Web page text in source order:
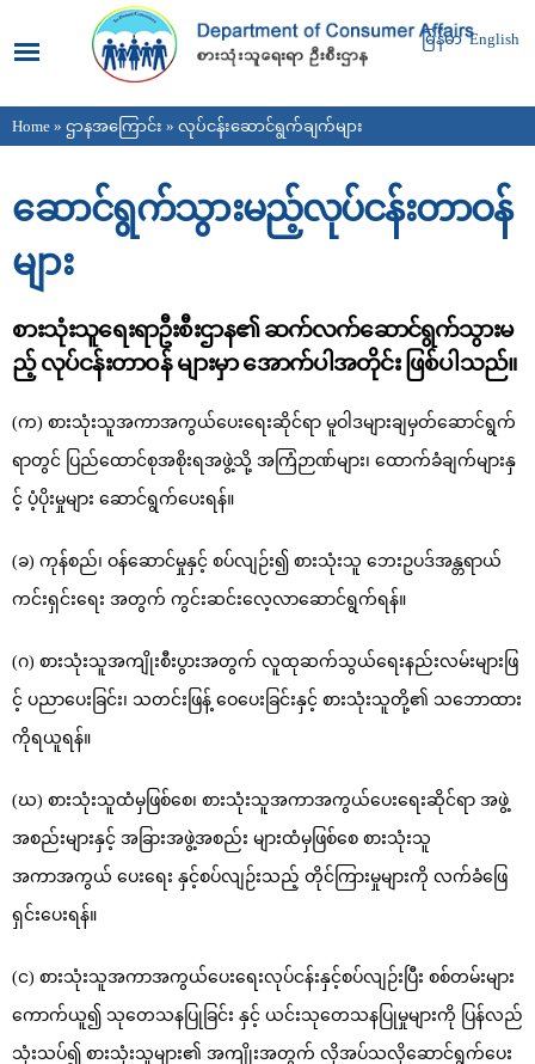
main
content
မြန်မာ English
You are here
Home » ဌာနအကြောင်း » လုပ်ငန်းဆောင်ရွက်ချက်များ
ဆောင်ရွက်သွားမည့်လုပ်ငန်းတာဝန်
များ
စားသုံးသူရေးရာဦးစီးဌာန၏ ဆက်လက်ဆောင်ရွက်သွားမ
ည့် လုပ်ငန်းတာဝန် များမှာ အောက်ပါအတိုင်း ဖြစ်ပါသည်။
(က) စားသုံးသူအကာအကွယ်ပေးရေးဆိုင်ရာ မူဝါဒများချမှတ်ဆောင်ရွက်
ရာတွင် ပြည်ထောင်စုအစိုးရအဖွဲ့သို့ အကြံဉာဏ်များ၊ ထောက်ခံချက်များနှ
င့် ပံ့ပိုးမှုများ ဆောင်ရွက်ပေးရန်။
(ခ) ကုန်စည်၊ ဝန်ဆောင်မှုနှင့် စပ်လျဉ်း၍ စားသုံးသူ ဘေးဥပဒ်အန္တရာယ်
ကင်းရှင်းရေး အတွက် ကွင်းဆင်းလေ့လာဆောင်ရွက်ရန်။
(ဂ) စားသုံးသူအကျိုးစီးပွားအတွက် လူထုဆက်သွယ်ရေးနည်းလမ်းများဖြ
င့် ပညာပေးခြင်း၊ သတင်းဖြန့် ဝေပေးခြင်းနှင့် စားသုံးသူတို့၏ သဘောထား
ကိုရယူရန်။
(ဃ) စားသုံးသူထံမှဖြစ်စေ၊ စားသုံးသူအကာအကွယ်ပေးရေးဆိုင်ရာ အဖွဲ့
အစည်းများနှင့် အခြားအဖွဲ့အစည်း များထံမှဖြစ်စေ စားသုံးသူ
အကာအကွယ် ပေးရေး နှင့်စပ်လျဉ်းသည့် တိုင်ကြားမှုများကို လက်ခံဖြေ
ရှင်းပေးရန်။
(င) စားသုံးသူအကာအကွယ်ပေးရေးလုပ်ငန်းနှင့်စပ်လျဉ်းပြီး စစ်တမ်းများ
ကောက်ယူ၍ သုတေသနပြုခြင်း နှင့် ယင်းသုတေသနပြုမှုများကို ပြန်လည်
သုံးသပ်၍ စားသုံးသူများ၏ အကျိုးအတွက် လိုအပ်သလိုဆောင်ရွက်ပေး